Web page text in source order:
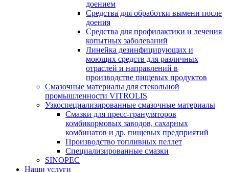
доением
Средства для обработки вымени после
доения
Средства для профилактики и лечения
копытных заболеваний
Линейка дезинфицирующих и
моющих средств для различных
отраслей и направлений в
производстве пищевых продуктов
Смазочные материалы для стекольной
промышленности VITROLIS
Узкоспециализированные смазочные материалы
Смазки для пресс-грануляторов
комбикормовых заводов, сахарных
комбинатов и др. пищевых предприятий
Производство топливных пеллет
Специализированные смазки
SINOPEC
Наши услуги